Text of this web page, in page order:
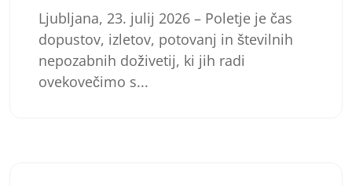
Ljubljana, 23. julij 2026 – Poletje je čas
dopustov, izletov, potovanj in številnih
nepozabnih doživetij, ki jih radi
ovekovečimo s...